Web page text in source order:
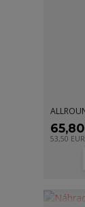
53,50 EUR